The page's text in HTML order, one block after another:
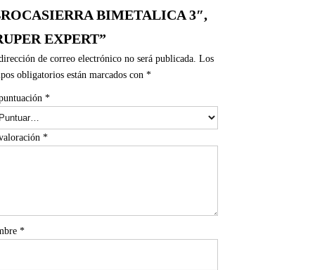
BIMETALICA 3″,
EXPERT”
de correo electrónico no será publicada. Los
obligatorios están marcados con *
*
*
*